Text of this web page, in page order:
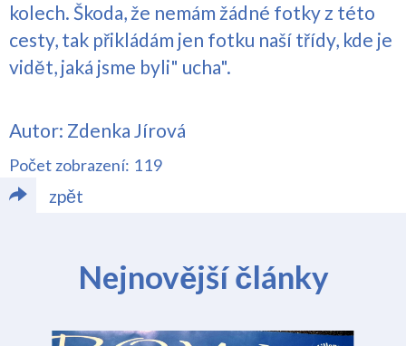
kolech. Škoda, že nemám žádné fotky z této
cesty, tak přikládám jen fotku naší třídy, kde je
vidět, jaká jsme byli" ucha".
Autor: Zdenka Jírová
Počet zobrazení: 119
zpět
Nejnovější články